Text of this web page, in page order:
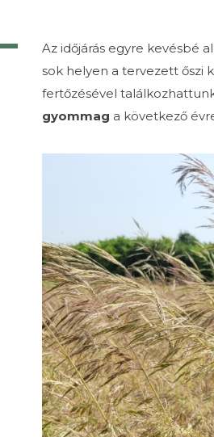
Az időjárás egyre kevésbé
sok helyen a tervezett őszi
fertőzésével
gyommag a következő